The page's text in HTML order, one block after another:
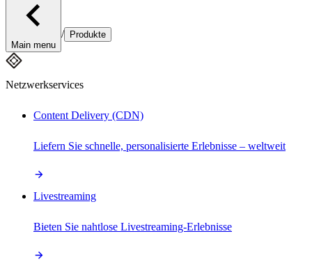
Main menu
/ Produkte
Netzwerkservices
Content Delivery (CDN)
Liefern Sie schnelle, personalisierte Erlebnisse – weltweit
Livestreaming
Bieten Sie nahtlose Livestreaming-Erlebnisse